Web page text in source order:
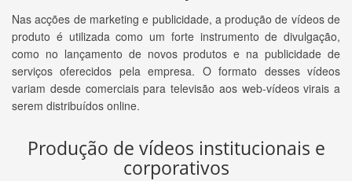
Nas acções de marketing e publicidade, a produção de vídeos de
produto é utilizada como um forte instrumento de divulgação,
como no lançamento de novos produtos e na publicidade de
serviços oferecidos pela empresa. O formato desses vídeos
variam desde comerciais para televisão aos web-vídeos virais a
serem distribuídos online.
Produção de vídeos institucionais e
corporativos